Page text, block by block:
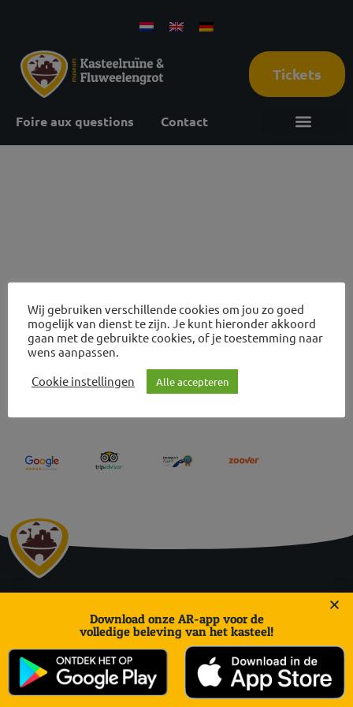
Tickets
Foire aux questions Contact
2026
Avis sur les ruines et visites des grottes
Wij gebruiken verschillende cookies om jou zo goed
mogelijk van dienst te zijn. Je kunt hieronder akkoord
gaan met de gebruikte cookies, of je toestemming naar
wens aanpassen.
Cookie instellingen
Alle accepteren
Download onze AR-app voor de
volledige beleving van het kasteel!